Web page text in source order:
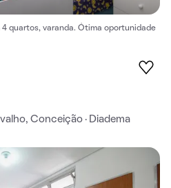
quartos, varanda. Ótima oportunidade
Conceição · Diadema